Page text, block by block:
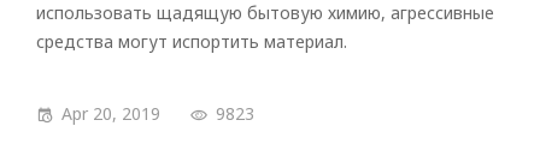
использовать щадящую бытовую химию, агрессивные
средства могут испортить материал.
Apr 20, 2019 9823